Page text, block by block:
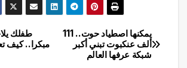
تصفّح
طفلك
مبكرا.. كيف
يمكنها اصطياد حوت.. 111
ألف عنكبوت تبني أكبر
شبكة عرفها العالم